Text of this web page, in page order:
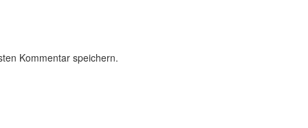
Kommentar speichern.